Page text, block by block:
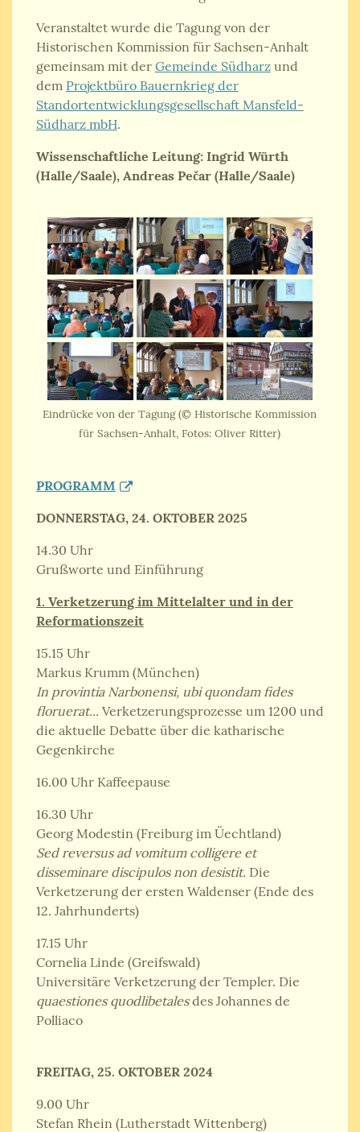
Veranstaltet wurde die Tagung von der
Historischen Kommission für Sachsen-Anhalt
gemeinsam mit der Gemeinde Südharzund
dem Projektbüro Bauernkrieg der
Standortentwicklungsgesellschaft Mansfeld-
Südharz mbH.
Wissenschaftliche Leitung: Ingrid Würth
(Halle/Saale), Andreas Pečar (Halle/Saale)
Eindrücke von der Tagung (© Historische Kommission
für Sachsen-Anhalt, Fotos: Oliver Ritter)
PROGRAMM
DONNERSTAG, 24. OKTOBER 2025
14.30 Uhr
Grußworte und Einführung
1. Verketzerung im Mittelalter und in der
Reformationszeit
15.15 Uhr
Markus Krumm (München)
In provintia Narbonensi, ubi quondam fides
floruerat... Verketzerungsprozesse um 1200 und
die aktuelle Debatte über die katharische
Gegenkirche
16.00 Uhr Kaffeepause
16.30 Uhr
Georg Modestin (Freiburg im Üechtland)
Sed reversus ad vomitum colligere et
disseminare discipulos non desistit. Die
Verketzerung der ersten Waldenser (Ende des
12. Jahrhunderts)
17.15 Uhr
Cornelia Linde (Greifswald)
Universitäre Verketzerung der Templer. Die
quaestiones quodlibetalesdes Johannes de
Polliaco
FREITAG, 25. OKTOBER 2024
9.00 Uhr
Stefan Rhein (Lutherstadt Wittenberg)